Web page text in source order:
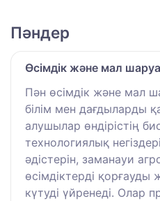
Пәндер
Өсімдік және мал
Пән өсімдік және мал
білім мен дағдыларды
алушылар өндірістің
технологиялық
әдістерін, заманауи
өсімдіктерді
күтуді үйренеді. Олар